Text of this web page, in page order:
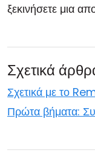
ξεκινήσετε μια
Σχετικά
Σχετικά με το
Πρώτα βήματα: